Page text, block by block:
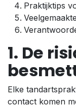
Praktijktips
1. De
Elke
contact komen